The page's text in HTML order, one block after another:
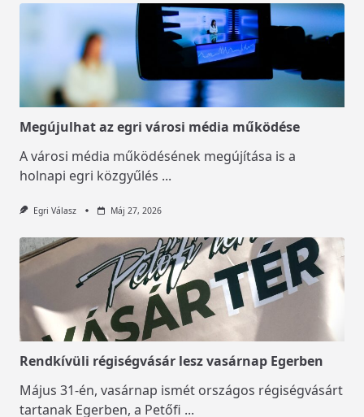
Megújulhat az egri városi média működése
A városi média működésének megújítása is a
holnapi egri közgyűlés ...
Egri Válasz Máj 27, 2026
Rendkívüli régiségvásár lesz vasárnap Egerben
Május 31-én, vasárnap ismét országos régiségvásárt
tartanak Egerben, a Petőfi ...